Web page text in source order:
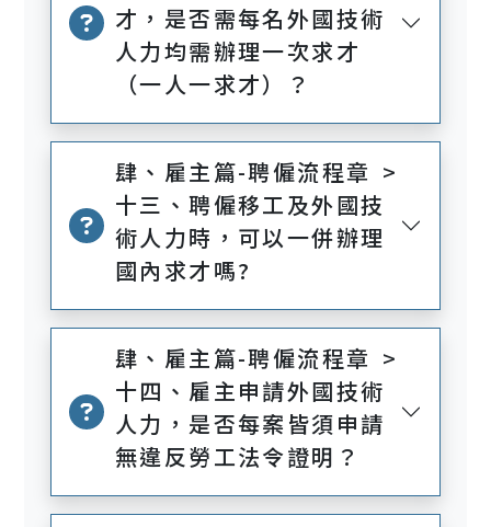
才，是否需每名外國技術
人力均需辦理一次求才
（一人一求才）？
肆、雇主篇-聘僱流程章 >
十三、聘僱移工及外國技
術人力時，可以一併辦理
國內求才嗎?
肆、雇主篇-聘僱流程章 >
十四、雇主申請外國技術
人力，是否每案皆須申請
無違反勞工法令證明？